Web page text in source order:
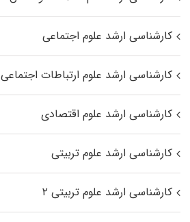
کارشناسی ارشد علوم اجتماعی
کارشناسی ارشد علوم ارتباطات اجتماعی
کارشناسی ارشد علوم اقتصادی
کارشناسی ارشد علوم تربیتی
کارشناسی ارشد علوم تربیتی ۲